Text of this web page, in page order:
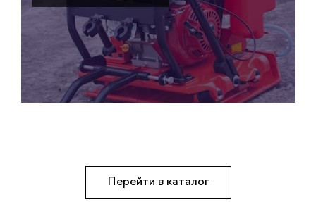
Перейти в каталог